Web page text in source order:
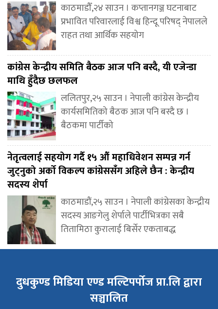
काठमाडौँ,२४ साउन । कप्तानगञ्ज घटनाबाट
प्रभावित परिवारलाई विश्व हिन्दू परिषद् नेपालले
राहत तथा आर्थिक सहयोग
कांग्रेस केन्द्रीय समिति बैठक आज पनि बस्दै, यी एजेन्डा
माथि हुँदैछ छलफल
ललितपुर,२५ साउन । नेपाली कांग्रेस केन्द्रीय
कार्यसमितिको बैठक आज पनि बस्दै छ ।
बैठकमा पार्टीको
नेतृत्वलाई सहयोग गर्दै १५ औं महाधिवेशन सम्पन्न गर्न
जुट्नुको अर्को विकल्प कांग्रेससंँग अहिले छैन : केन्द्रीय
सदस्य शेर्पा
काठमाडौं,२५ साउन । नेपाली कांग्रेसका केन्द्रीय
सदस्य आङगेलु शेर्पाले पार्टीभित्रका सबै
तितामिठा कुरालाई बिर्सेर एकताबद्ध
दुधकुण्ड मिडिया एण्ड मल्टिपर्पोज प्रा.लि द्वारा
सञ्चालित